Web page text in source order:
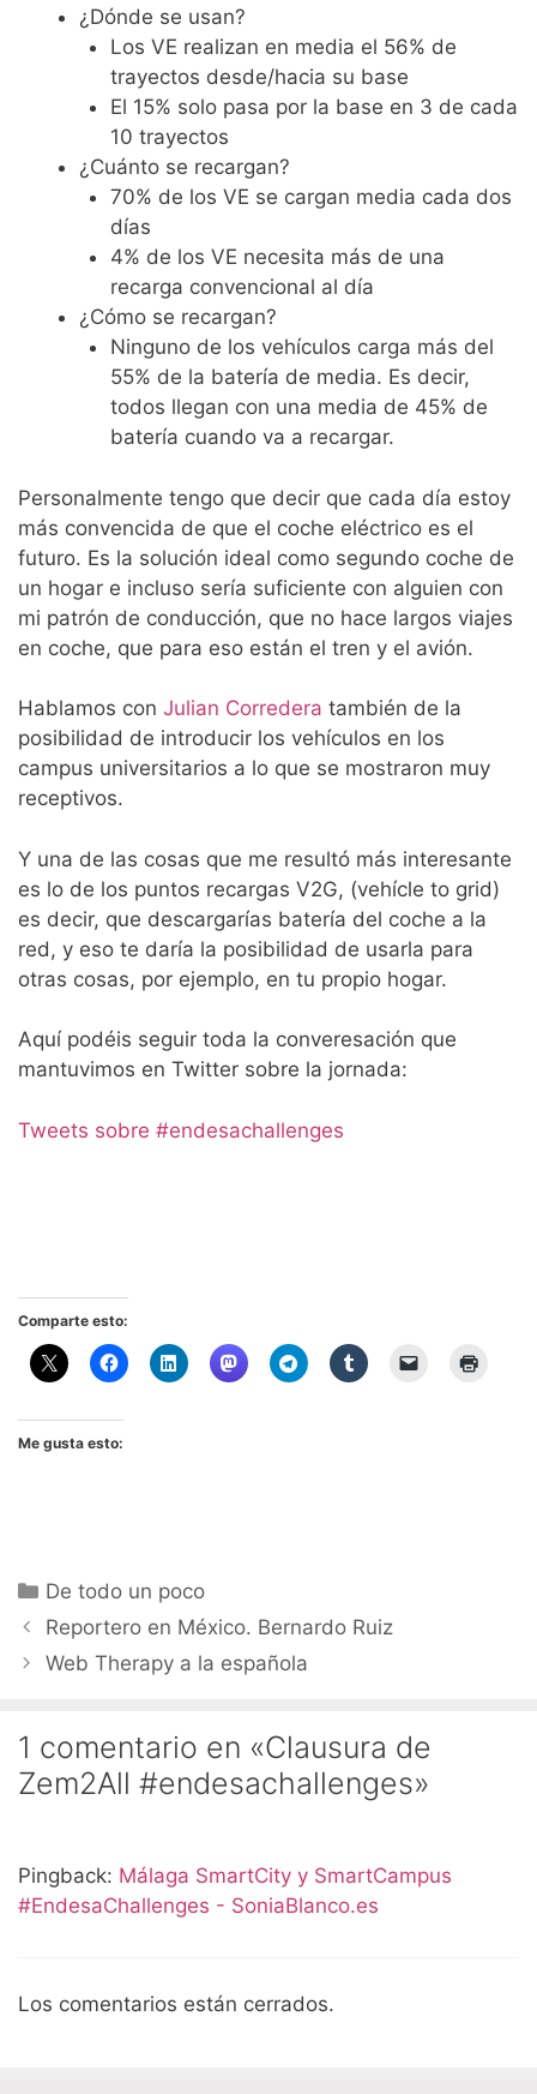
¿Dónde se usan?
Los VE realizan en media el 56% de
trayectos desde/hacia su base
El 15% solo pasa por la base en 3 de cada
10 trayectos
¿Cuánto se recargan?
70% de los VE se cargan media cada dos
días
4% de los VE necesita más de una
recarga convencional al día
¿Cómo se recargan?
Ninguno de los vehículos carga más del
55% de la batería de media. Es decir,
todos llegan con una media de 45% de
batería cuando va a recargar.
Personalmente tengo que decir que cada día estoy
más convencida de que el coche eléctrico es el
futuro. Es la solución ideal como segundo coche de
un hogar e incluso sería suficiente con alguien con
mi patrón de conducción, que no hace largos viajes
en coche, que para eso están el tren y el avión.
Hablamos con Julian Corredera también de la
posibilidad de introducir los vehículos en los
campus universitarios a lo que se mostraron muy
receptivos.
Y una de las cosas que me resultó más interesante
es lo de los puntos recargas V2G, (vehícle to grid)
es decir, que descargarías batería del coche a la
red, y eso te daría la posibilidad de usarla para
otras cosas, por ejemplo, en tu propio hogar.
Aquí podéis seguir toda la converesación que
mantuvimos en Twitter sobre la jornada:
Tweets sobre #endesachallenges
Comparte esto:
Me gusta esto:
Categorías
De todo un poco
Reportero en México. Bernardo Ruiz
Web Therapy a la española
1 comentario en «Clausura de
Zem2All #endesachallenges»
Pingback: Málaga SmartCity y SmartCampus
#EndesaChallenges - SoniaBlanco.es
Los comentarios están cerrados.